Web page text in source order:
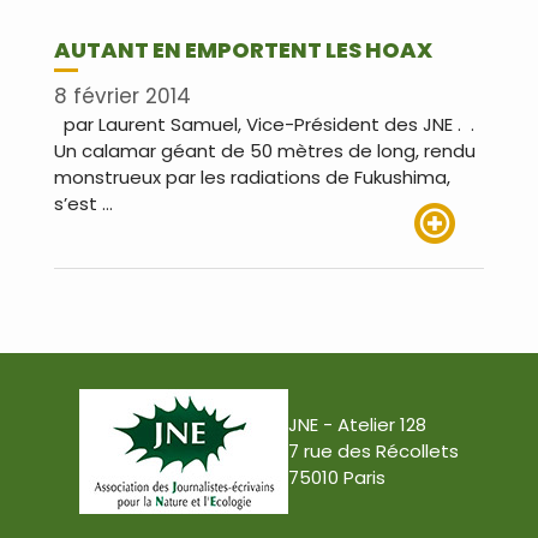
AUTANT EN EMPORTENT LES HOAX
8 février 2014
par Laurent Samuel, Vice-Président des JNE . .
Un calamar géant de 50 mètres de long, rendu
monstrueux par les radiations de Fukushima,
s’est …
JNE - Atelier 128
7 rue des Récollets
75010 Paris